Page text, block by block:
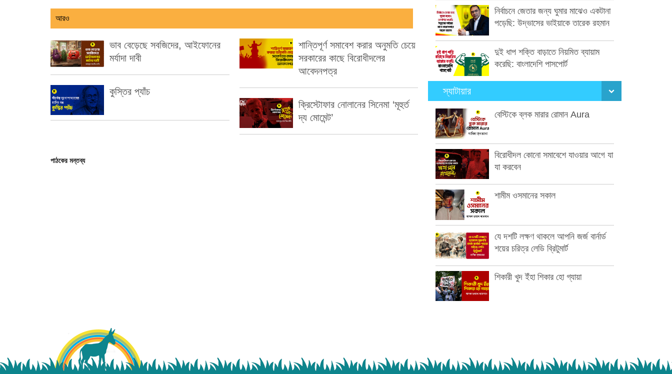
আরও
ভাব বেড়েছে সবজিদের, আইফোনের
মর্যাদা দাবী
কুস্তির প্যাঁচ
শান্তিপূর্ণ সমাবেশ করার অনুমতি চেয়ে
সরকারের কাছে বিরোধীদলের
আবেদনপত্র
ক্রিস্টোফার নোলানের সিনেমা ‘মূহুর্ত
দ্য মোমেন্ট’
পাঠকের মন্তব্য
নির্বাচনে জেতার জন্য ঘুমার মাঝেও একটানা
পড়েছি: উদ্ভাসের ভাইয়াকে তারেক রহমান
দুই ধাপ শক্তি বাড়াতে নিয়মিত ব্যায়াম
করেছি: বাংলাদেশি পাসপোর্ট
স্যাটায়ার
বেস্টিকে ব্লক মারার রোমান Aura
বিরোধীদল কোনো সমাবেশে যাওয়ার আগে যা
যা করবেন
শামীম ওসমানের সকাল
যে দশটি লক্ষণ থাকলে আপনি জর্জ বার্নার্ড
শয়ের চরিত্র লেডি ব্রিটুমার্ট
শিকারী খুদ ইঁহা শিকার হো গ্যায়া